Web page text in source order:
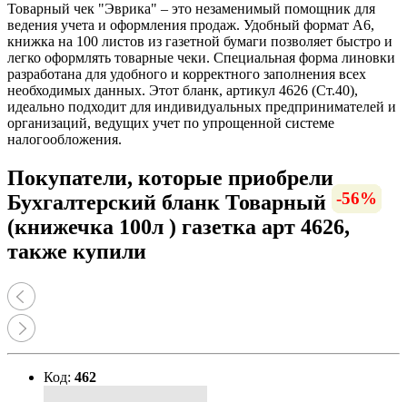
Товарный чек "Эврика" – это незаменимый помощник для
ведения учета и оформления продаж. Удобный формат А6,
книжка на 100 листов из газетной бумаги позволяет быстро и
легко оформлять товарные чеки. Специальная форма линовки
разработана для удобного и корректного заполнения всех
необходимых данных. Этот бланк, артикул 4626 (Ст.40),
идеально подходит для индивидуальных предпринимателей и
организаций, ведущих учет по упрощенной системе
налогообложения.
Покупатели, которые приобрели
Бухгалтерский бланк Товарный чек
(книжечка 100л ) газетка арт 4626,
также купили
Код: 462
-7%
-13%
-23%
-9%
-12%
-6%
-12%
-56%